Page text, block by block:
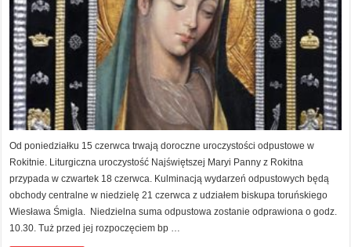
Od poniedziałku 15 czerwca trwają doroczne uroczystości odpustowe w
Rokitnie. Liturgiczna uroczystość Najświętszej Maryi Panny z Rokitna
przypada w czwartek 18 czerwca. Kulminacją wydarzeń odpustowych będą
obchody centralne w niedzielę 21 czerwca z udziałem biskupa toruńskiego
Wiesława Śmigla. Niedzielna suma odpustowa zostanie odprawiona o godz.
10.30. Tuż przed jej rozpoczęciem bp …